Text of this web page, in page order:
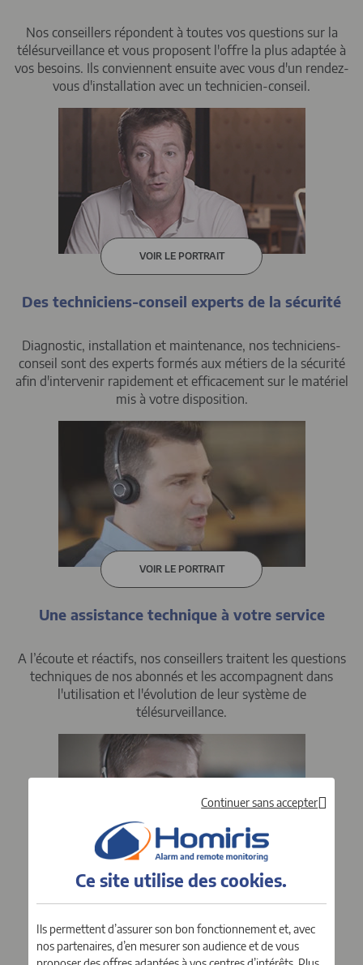
Nos conseillers répondent à toutes vos questions sur la
télésurveillance et vous proposent l'offre la plus adaptée à
vos besoins. Ils conviennent ensuite avec vous d'un rendez-
vous d'installation avec un technicien-conseil.
VOIR LE PORTRAIT
Des techniciens-conseil experts de la sécurité
Diagnostic, installation et maintenance, nos techniciens-
conseil sont des experts formés aux métiers de la sécurité
afin d'intervenir rapidement et efficacement sur le matériel
mis à votre disposition.
VOIR LE PORTRAIT
Une assistance technique à votre service
A l’écoute et réactifs, nos conseillers traitent les questions
techniques de nos abonnés et les accompagnent dans
l'utilisation et l'évolution de leur système de
télésurveillance.
VOIR LE PORTRAIT
Un centre de surveillance 24h/24
Continuer sans accepter
Ce site utilise descookies.
Ils permettent d’assurer son bon fonctionnement et, avec
nos partenaires, d’en mesurer son audience et de vous